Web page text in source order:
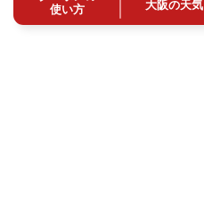
使い方
大阪の天気